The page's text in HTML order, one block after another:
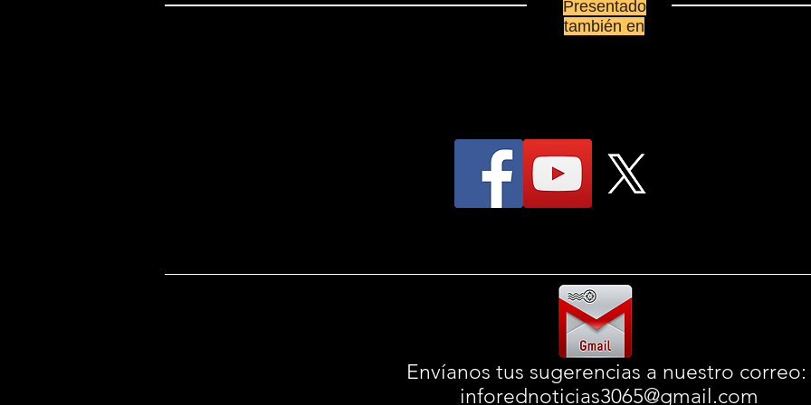
Presentado
también en
Envíanos tus sugerencias a nuestro correo:
inforednoticias3065@gmail.com